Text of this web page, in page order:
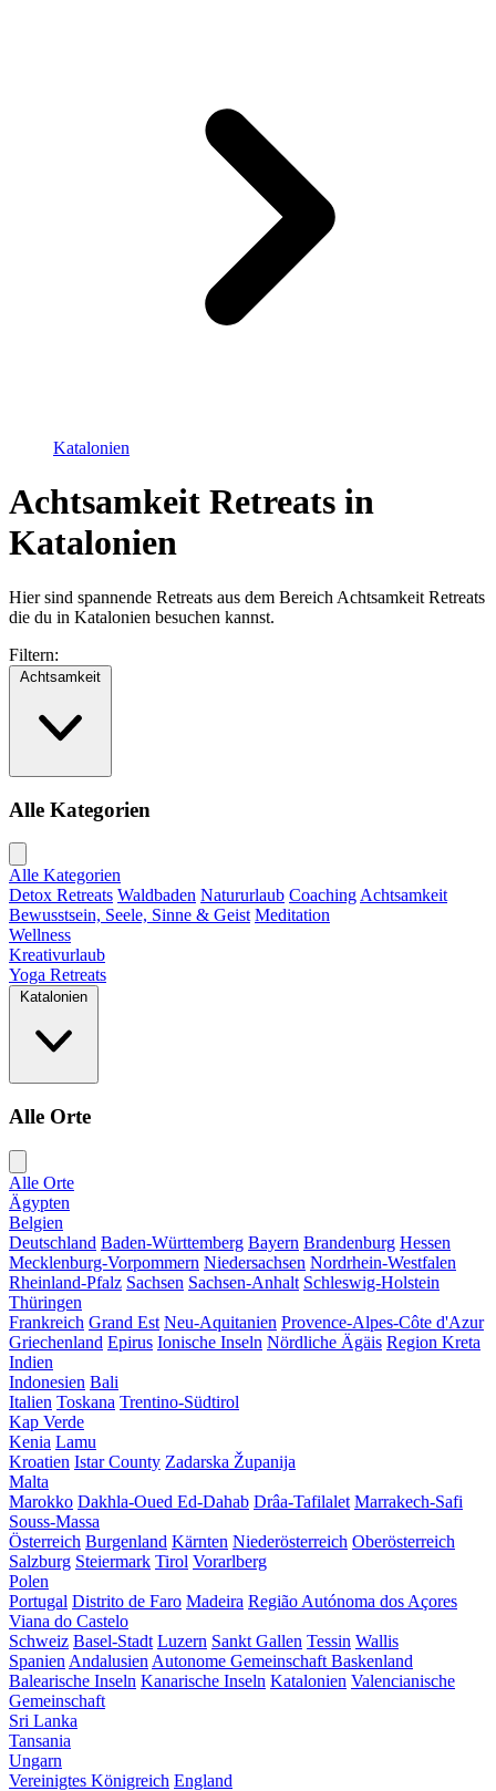
Katalonien
Achtsamkeit Retreats in
Katalonien
Hier sind spannende Retreats aus dem Bereich Achtsamkeit Retreats
die du in Katalonien besuchen kannst.
Filtern:
Achtsamkeit
Alle Kategorien
Alle Kategorien
Detox Retreats Waldbaden Natururlaub Coaching Achtsamkeit
Bewusstsein, Seele, Sinne & Geist Meditation
Wellness
Kreativurlaub
Yoga Retreats
Katalonien
Alle Orte
Alle Orte
Ägypten
Belgien
Deutschland Baden-Württemberg Bayern Brandenburg Hessen
Mecklenburg-Vorpommern Niedersachsen Nordrhein-Westfalen
Rheinland-Pfalz Sachsen Sachsen-Anhalt Schleswig-Holstein
Thüringen
Frankreich Grand Est Neu-Aquitanien Provence-Alpes-Côte d'Azur
Griechenland Epirus Ionische Inseln Nördliche Ägäis Region Kreta
Indien
Indonesien Bali
Italien Toskana Trentino-Südtirol
Kap Verde
Kenia Lamu
Kroatien Istar County Zadarska Županija
Malta
Marokko Dakhla-Oued Ed-Dahab Drâa-Tafilalet Marrakech-Safi
Souss-Massa
Österreich Burgenland Kärnten Niederösterreich Oberösterreich
Salzburg Steiermark Tirol Vorarlberg
Polen
Portugal Distrito de Faro Madeira Região Autónoma dos Açores
Viana do Castelo
Schweiz Basel-Stadt Luzern Sankt Gallen Tessin Wallis
Spanien Andalusien Autonome Gemeinschaft Baskenland
Balearische Inseln Kanarische Inseln Katalonien Valencianische
Gemeinschaft
Sri Lanka
Tansania
Ungarn
Vereinigtes Königreich England